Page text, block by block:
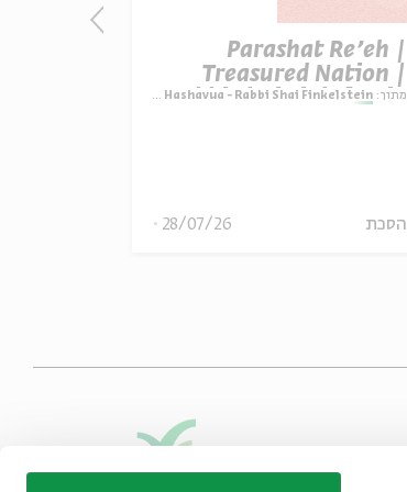
Parashat Re’eh |
Treasured Nation |
Rabbi Shai Finkelstein
מתוך: Parashat Hashavua - Rabbi Shai Finkelstein
הסכת 28/07/26